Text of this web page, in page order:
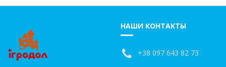
НАШИ КОНТАКТЫ
+38 097 643 82 73